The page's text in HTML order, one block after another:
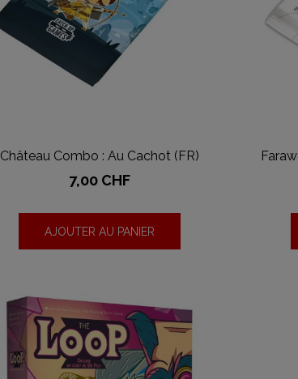
Château Combo : Au Cachot (FR)
Prix
7,00 CHF
AJOUTER AU PANIER